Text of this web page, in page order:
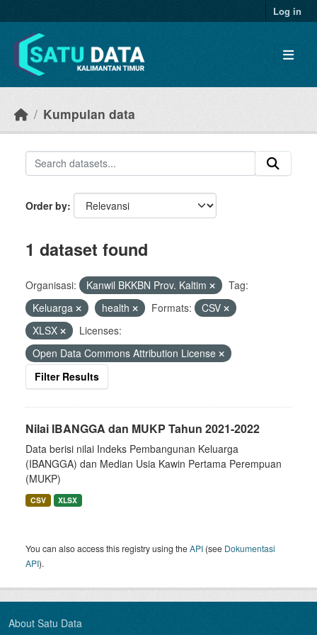
Log in
Kumpulan data
Order by
1 dataset found
Organisasi: Kanwil BKKBN Prov. Kaltim
Tag:
Keluarga
health Formats:
CSV
XLSX
Licenses:
Open Data Commons Attribution License
Filter Results
Nilai IBANGGA dan MUKP Tahun 2021-2022
Data berisi nilai Indeks Pembangunan Keluarga
(IBANGGA) dan Median Usia Kawin Pertama Perempuan
(MUKP)
CSV XLSX
You can also access this registry using theAPI (see Dokumentasi
API).
About Satu Data